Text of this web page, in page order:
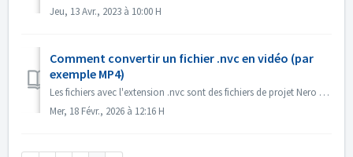
Jeu, 13 Avr., 2023 à 10:00 H
Comment convertir un fichier .nvc en vidéo (par
exemple MP4)
Les fichiers avec l'extension .nvc sont des fichiers de projet Nero Video, et NON des vidéos finies. Ils contiennent des instructions d'édition et d...
Mer, 18 Févr., 2026 à 12:16 H